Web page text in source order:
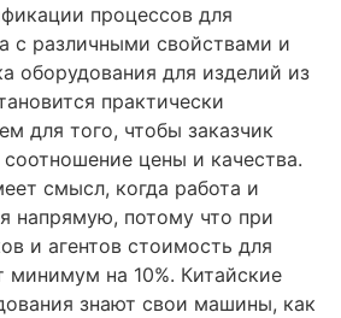
процессов для
с различными свойствами и
оборудования для изделий из
практически
для того, чтобы заказчик
цены и качества.
смысл, когда работа и
напрямую, потому что при
и агентов стоимость для
минимум на 10%. Китайские
знают свои машины, как